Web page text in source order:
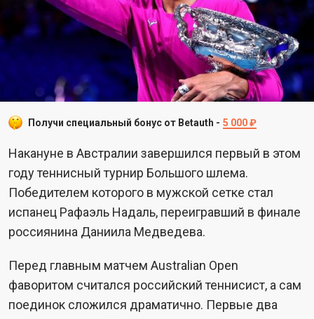
Получи специальный бонус от Betauth - 5 000 ₽
Накануне в Австралии завершился первый в этом
году теннисный турнир Большого шлема.
Победителем которого в мужской сетке стал
испанец Рафаэль Надаль, переигравший в финале
россиянина Даниила Медведева.
Перед главным матчем Australian Open
фаворитом считался российский теннисист, а сам
поединок сложился драматично. Первые два